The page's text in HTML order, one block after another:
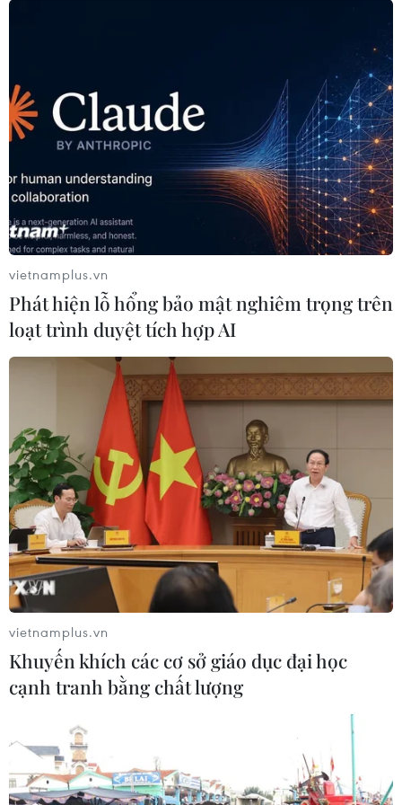
toàn phần từ độ cao 9.000 m
04/08/2026 13:23
Tàu chở hàng của Thổ Nhĩ Kỳ bị tấn
công trên Biển Đen
04/08/2026 05:54
Vì sao Google khiến Mỹ và
EU đối đầu về chủ quyền số?
Máy bay chở khách nội địa đầu tiên
của Nga hoàn tất chuyến bay thử
nghiệm
04/08/2026 01:25
Bí mật sau những chung cư không
niên hạn ở Pháp
04/08/2026 01:03
Ukraine tiếp tục dội UAV vào
kho hàng của nền tảng bán lẻ lớn tại
Nga
03/08/2026 15:02
vietnamplus.vn
Phát hiện lỗ hổng bảo mật nghiêm trọng trên
loạt trình duyệt tích hợp AI
vietnamplus.vn
Khuyến khích các cơ sở giáo dục đại học
cạnh tranh bằng chất lượng